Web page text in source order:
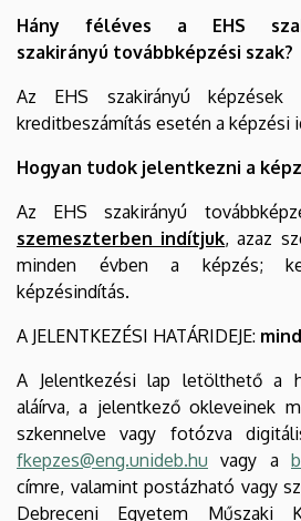
Hány féléves a EHS
szakirányú továbbképzési szak?
Az EHS szakirányú
kreditbeszámítás esetén a képzési
Hogyan tudok jelentkezni a
Az EHS szakirányú
szemeszterben indítjuk, azaz
minden évben a képzés;
képzésindítás.
A JELENTKEZÉSI HATÁRIDEJE:
A Jelentkezési lap letölthető a
aláírva, a jelentkező okleveinek
szkennelve vagy fotózva
fkepzes@eng.unideb.hu vagy a
címre, valamint postázható vagy
Debreceni Egyetem Műszaki